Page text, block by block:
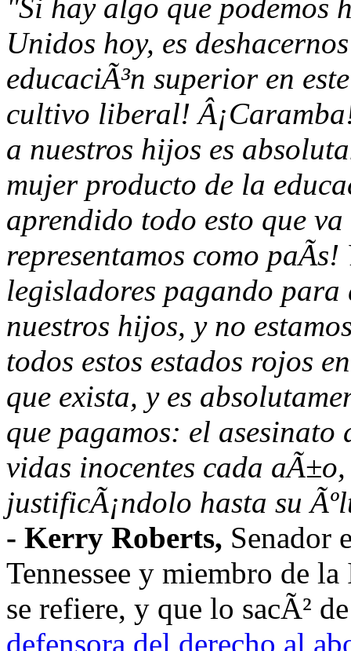
"Si hay algo que podemos
Unidos hoy, es
educaciÃ³n superior en
cultivo liberal!
a nuestros hijos es
mujer producto de la
aprendido todo esto que
representamos como
legisladores pagando para
nuestros hijos, y no
todos estos estados rojos
que exista, y es
que pagamos: el asesinato
vidas inocentes cada
justificÃ¡ndolo hasta su
- Kerry Roberts, Senador
Tennessee y miembro de
se refiere, y que lo sacÃ²
defensora del derecho al